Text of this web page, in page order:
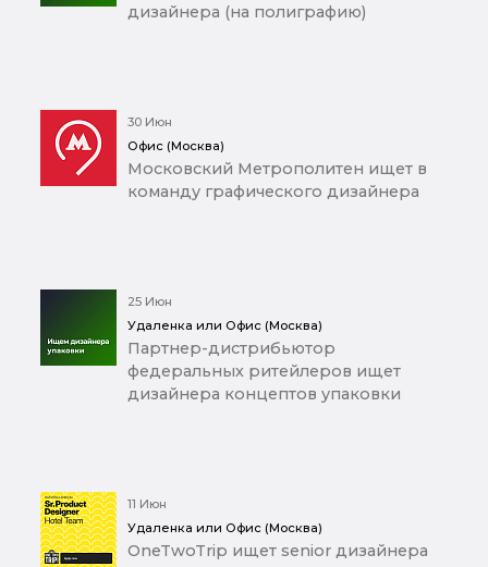
дизайнера (на полиграфию)
30 Июн
Офис (Москва)
Московский Метрополитен ищет в
команду графического дизайнера
25 Июн
Удаленка или Офис (Москва)
Партнер-дистрибьютор
федеральных ритейлеров ищет
дизайнера концептов упаковки
11 Июн
Удаленка или Офис (Москва)
OneTwoTrip ищет senior дизайнера